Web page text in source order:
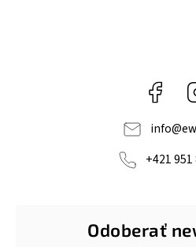
info@
+421 951
Odoberať